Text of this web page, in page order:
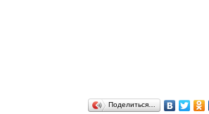
Поделиться…